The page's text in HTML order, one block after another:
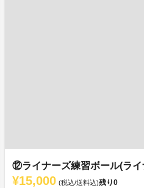
⑫ライナーズ練習ボール(ラ
¥15,000 (税込/送料込)残り0